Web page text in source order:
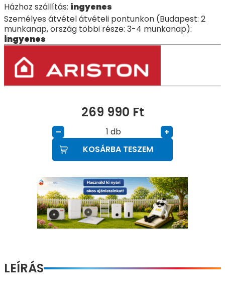
Házhoz szállítás: ingyenes
Személyes átvétel átvételi pontunkon (Budapest: 2
munkanap, ország többi része: 3-4 munkanap):
ingyenes
269 990 Ft
– db
+
KOSÁRBA TESZEM
LEÍRÁS